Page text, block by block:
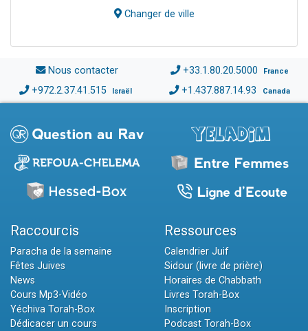
Changer de ville
Nous contacter +33.1.80.20.5000 France
+972.2.37.41.515 Israël +1.437.887.14.93 Canada
Raccourcis
Paracha de la semaine
Fêtes Juives
News
Cours Mp3-Vidéo
Yéchiva Torah-Box
Dédicacer un cours
Ressources
Calendrier Juif
Sidour (livre de prière)
Horaires de Chabbath
Livres Torah-Box
Inscription
Podcast Torah-Box